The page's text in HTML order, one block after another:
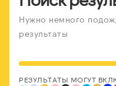
Нужно немного
результаты
РЕЗУЛЬТАТЫ МОГУТ